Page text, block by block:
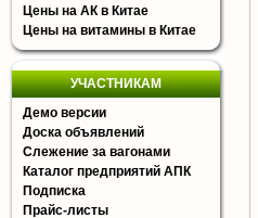
Цены на АК в Китае
Цены на витамины в Китае
УЧАСТНИКАМ
Демо версии
Доска объявлений
Слежение за вагонами
Каталог предприятий АПК
Подписка
Прайс-листы